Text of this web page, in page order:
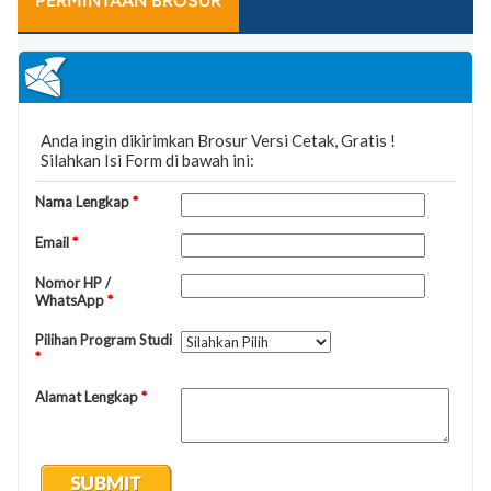
berikut: - Membayar biaya pendaftaran Program
Sarjana (S1) Rp. 150.000,-- Membayar biaya
pendaftaran Program Pascasarjana (S2) Rp. 500.000,-
HERREGISTRASISetelah melakukan pembayaran
Biaya Awal maka calon mahasiswa menyerahkan
berkas Herregistrasi sebagai berikut: Berkas
Pendaftaran adalah: - Scan KTP satu lembar - Scan
KK satu lembar - Softfile Pas Foto Berwarna Untuk
Lulusan SMU/SMK/sederajat: - Scan Ijazah
SMU/SMK/sederajat Asli/fotocopy yang dilegalisir -
Scan Skhun Asli/fotocopy yang dilegalisir Untuk
III/Politeknik/Akademi Asli/fotocopy yang dilegalisir -
Untuk Lulusan Sarjana (S1) - Scan Ijazah Sarjana
(S1) Asli/fotocopy yang dilegalisir - Scan Transkrip